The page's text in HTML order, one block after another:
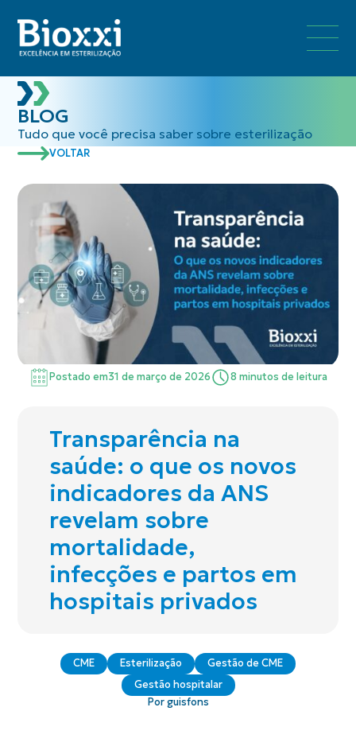
BLOG
Tudo que você precisa saber sobre esterilização
VOLTAR
Postado em31 de março de 2026 8 minutos de leitura
Transparência na
saúde: o que os novos
indicadores da ANS
revelam sobre
mortalidade,
infecções e partos em
hospitais privados
CME Esterilização
Gestão de CME
Gestão hospitalar
Por guisfons